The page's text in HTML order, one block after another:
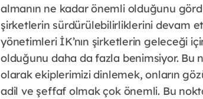
almanın ne kadar önemli olduğunu
şirketlerin sürdürülebilirliklerini devam
yönetimleri İK’nın şirketlerin geleceği
olduğunu daha da fazla benimsiyor.
olarak ekiplerimizi dinlemek, onların
adil ve şeffaf olmak çok önemli. Bu